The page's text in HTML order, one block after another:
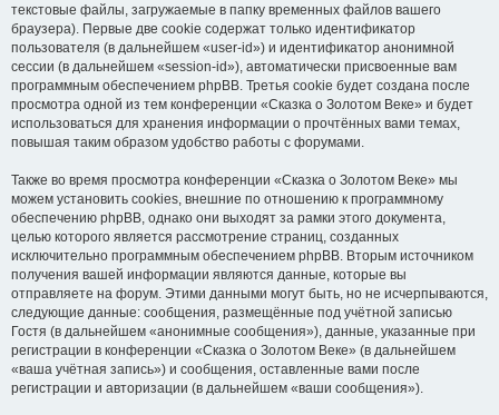
текстовые файлы, загружаемые в папку временных файлов вашего
браузера). Первые две cookie содержат только идентификатор
пользователя (в дальнейшем «user-id») и идентификатор анонимной
сессии (в дальнейшем «session-id»), автоматически присвоенные вам
программным обеспечением phpBB. Третья cookie будет создана после
просмотра одной из тем конференции «Сказка о Золотом Веке» и будет
использоваться для хранения информации о прочтённых вами темах,
повышая таким образом удобство работы с форумами.
Также во время просмотра конференции «Сказка о Золотом Веке» мы
можем установить cookies, внешние по отношению к программному
обеспечению phpBB, однако они выходят за рамки этого документа,
целью которого является рассмотрение страниц, созданных
исключительно программным обеспечением phpBB. Вторым источником
получения вашей информации являются данные, которые вы
отправляете на форум. Этими данными могут быть, но не исчерпываются,
следующие данные: сообщения, размещённые под учётной записью
Гостя (в дальнейшем «анонимные сообщения»), данные, указанные при
регистрации в конференции «Сказка о Золотом Веке» (в дальнейшем
«ваша учётная запись») и сообщения, оставленные вами после
регистрации и авторизации (в дальнейшем «ваши сообщения»).